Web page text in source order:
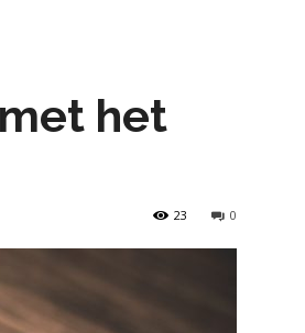
het
0
23